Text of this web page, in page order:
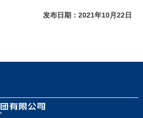
发布日期：2021年10月22日